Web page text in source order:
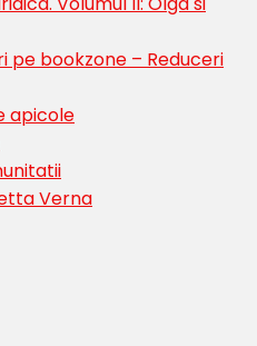
pe bookzone – Reduceri
apicole
Verna